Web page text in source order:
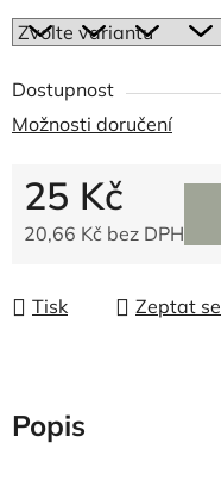
Dostupnost
Možnosti doručení
25 Kč
20,66 Kč bez DPH
Tisk Zeptat se
Popis